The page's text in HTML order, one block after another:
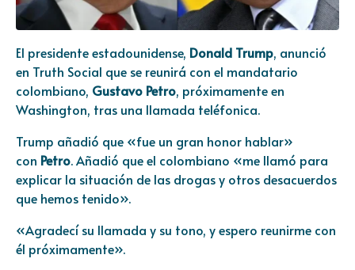
El presidente estadounidense, Donald Trump, anunció
en Truth Social que se reunirá con el mandatario
colombiano, Gustavo Petro, próximamente en
Washington, tras una llamada teléfonica.
Trump añadió que «fue un gran honor hablar»
con Petro. Añadió que el colombiano «me llamó para
explicar la situación de las drogas y otros desacuerdos
que hemos tenido».
«Agradecí su llamada y su tono, y espero reunirme con
él próximamente».